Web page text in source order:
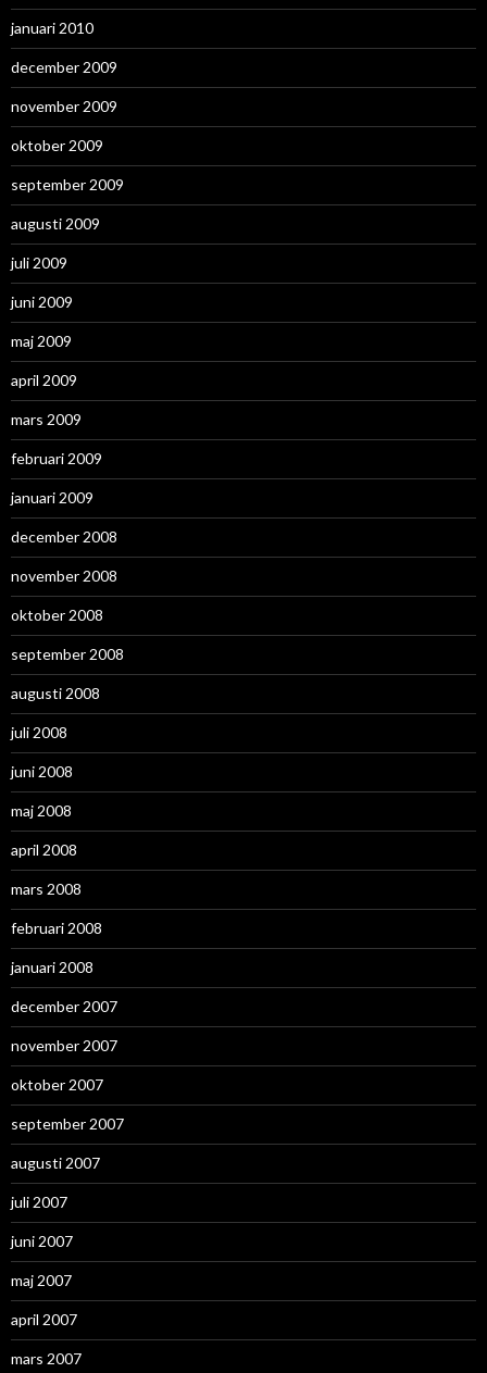
januari 2010
december 2009
november 2009
oktober 2009
september 2009
augusti 2009
juli 2009
juni 2009
maj 2009
april 2009
mars 2009
februari 2009
januari 2009
december 2008
november 2008
oktober 2008
september 2008
augusti 2008
juli 2008
juni 2008
maj 2008
april 2008
mars 2008
februari 2008
januari 2008
december 2007
november 2007
oktober 2007
september 2007
augusti 2007
juli 2007
juni 2007
maj 2007
april 2007
mars 2007